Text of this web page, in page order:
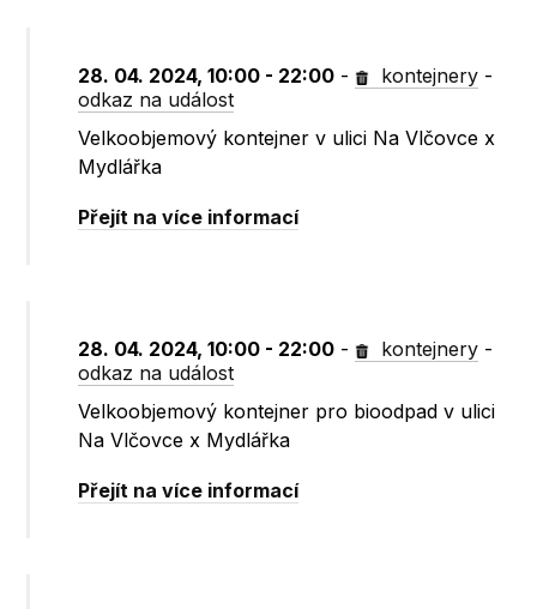
28. 04. 2024, 10:00 - 22:00 - kontejnery -
odkaz na událost
Velkoobjemový kontejner v ulici Na Vlčovce x
Mydlářka
Přejít na více informací
28. 04. 2024, 10:00 - 22:00 - kontejnery -
odkaz na událost
Velkoobjemový kontejner pro bioodpad v ulici
Na Vlčovce x Mydlářka
Přejít na více informací